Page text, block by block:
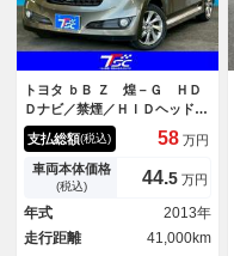
トヨタ ｂＢ Ｚ 煌－Ｇ ＨＤ
Ｄナビ／禁煙／ＨＩＤヘッドラ
イト／フォグランプ／ＥＴＣ／
フルセグＴＶ／Ｂｌｕｅｔｏｏ
ｔｈ接続／純正１５インチＡＷ
支払総額(税込) 58 万円
車両本体価格
(税込) 44.5 万円
年式
2013年
走行距離
41,000km